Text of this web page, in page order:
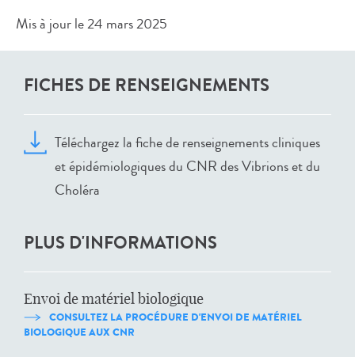
Mis à jour le 24 mars 2025
FICHES DE RENSEIGNEMENTS
Téléchargez la fiche de renseignements cliniques
et épidémiologiques du CNR des Vibrions et du
Choléra
PLUS D'INFORMATIONS
Envoi de matériel biologique
CONSULTEZ LA PROCÉDURE D'ENVOI DE MATÉRIEL
BIOLOGIQUE AUX CNR